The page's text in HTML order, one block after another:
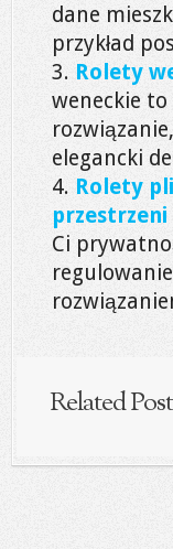
dane
przykład
Rolety
weneckie
elegancki
Rolety
Ci
Related